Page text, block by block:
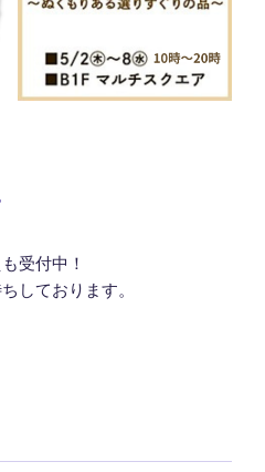
受付中！
しております。